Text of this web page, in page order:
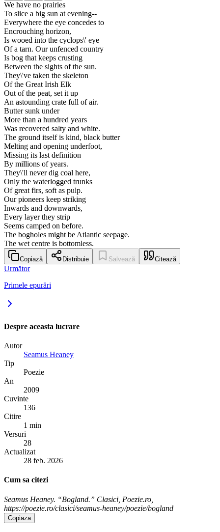
We have no prairies
To slice a big sun at evening--
Everywhere the eye concedes to
Encrouching horizon,
Is wooed into the cyclops\' eye
Of a tarn. Our unfenced country
Is bog that keeps crusting
Between the sights of the sun.
They\'ve taken the skeleton
Of the Great Irish Elk
Out of the peat, set it up
An astounding crate full of air.
Butter sunk under
More than a hundred years
Was recovered salty and white.
The ground itself is kind, black butter
Melting and opening underfoot,
Missing its last definition
By millions of years.
They\'ll never dig coal here,
Only the waterlogged trunks
Of great firs, soft as pulp.
Our pioneers keep striking
Inwards and downwards,
Every layer they strip
Seems camped on before.
The bogholes might be Atlantic seepage.
The wet centre is bottomless.
Copiază Distribuie Salvează Citează
Următor
Primele epurări
Despre aceasta lucrare
Autor
Seamus Heaney
Tip
Poezie
An
2009
Cuvinte
136
Citire
1 min
Versuri
28
Actualizat
28 feb. 2026
Cum sa citezi
Seamus Heaney. “Bogland.” Clasici, Poezie.ro,
https://poezie.ro/clasici/seamus-heaney/poezie/bogland
Copiaza